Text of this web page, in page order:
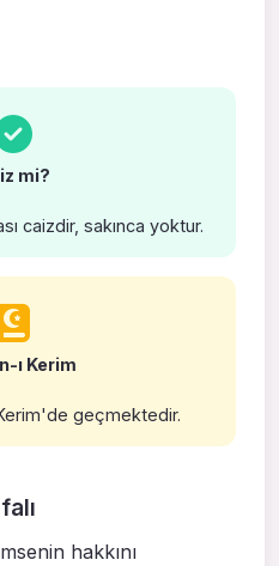
mi?
caizdir, sakınca yoktur.
ı Kerim
geçmektedir.
hakkını